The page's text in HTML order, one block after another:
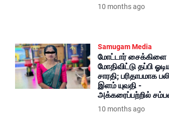
10 months ago
Samugam Media
மோட்டார் சைக்கிளை
மோதிவிட்டு தப்பி
சாரதி; பரிதாபமாக
இளம் யுவதி -
அக்கரைப்பற்றில்
10 months ago